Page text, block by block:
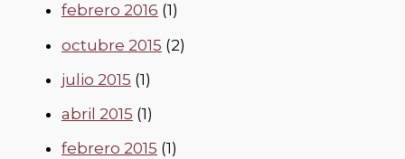
febrero 2016 (1)
octubre 2015 (2)
julio 2015 (1)
abril 2015 (1)
febrero 2015 (1)